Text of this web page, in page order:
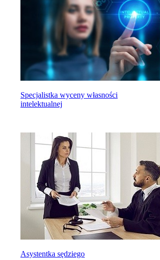
Specjalistka wyceny własności
intelektualnej
Asystentka sędziego